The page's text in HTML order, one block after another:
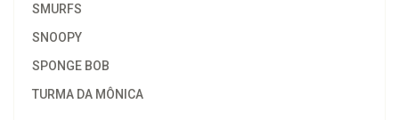
SMURFS
SNOOPY
SPONGE BOB
TURMA DA MÔNICA